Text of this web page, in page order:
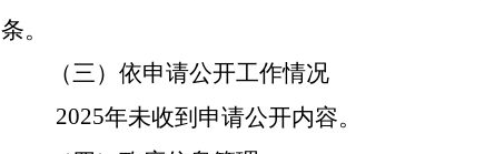
条。
（三）依申请公开工作情况
2025年未收到申请公开内容。